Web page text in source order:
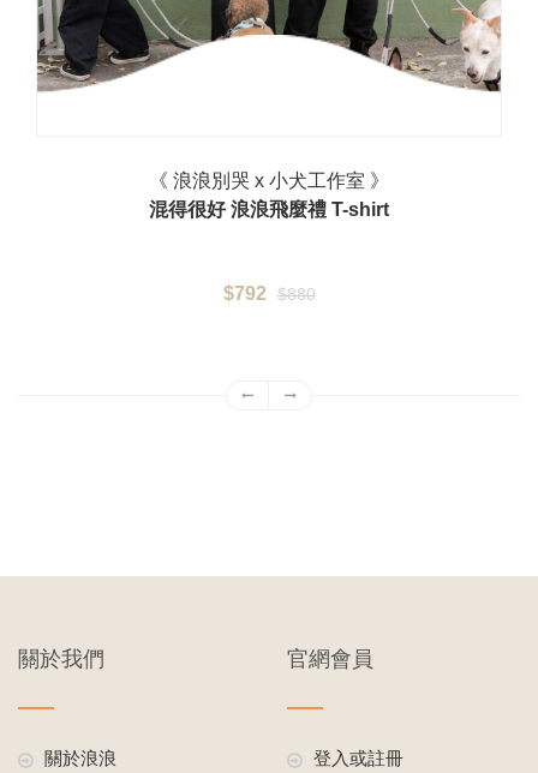
《 浪浪別哭 x 小犬工作室 》
混得很好 浪浪飛麼禮 T-shirt
$792 $880
關於我們
關於浪浪
官網會員
登入或註冊